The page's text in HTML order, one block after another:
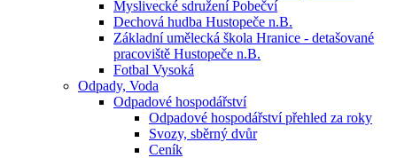
Myslivecké sdružení Pobečví
Dechová hudba Hustopeče n.B.
Základní umělecká škola Hranice - detašované
pracoviště Hustopeče n.B.
Fotbal Vysoká
Odpady, Voda
Odpadové hospodářství
Odpadové hospodářství přehled za roky
Svozy, sběrný dvůr
Ceník